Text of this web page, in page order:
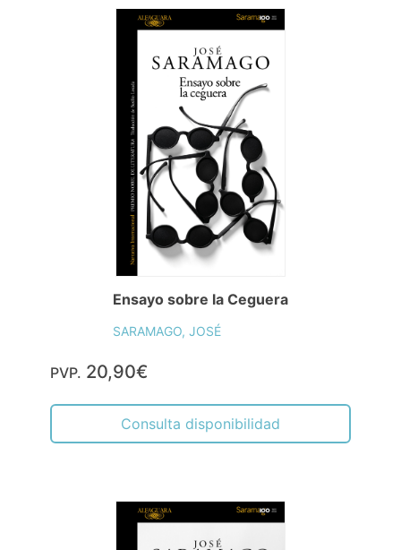
Ensayo sobre la Ceguera
SARAMAGO, JOSÉ
PVP. 20,90€
Consulta disponibilidad